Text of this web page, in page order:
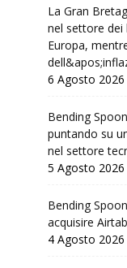
La Gran
nel settore dei
Europa,
6 Agosto 2026
Bending
puntando su
nel settore
5 Agosto 2026
Bending
acquisire
4 Agosto 2026